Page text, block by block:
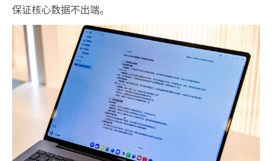
保证核心数据不出端。